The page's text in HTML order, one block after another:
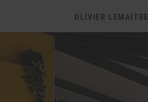
OLIVIER LEMAITRE